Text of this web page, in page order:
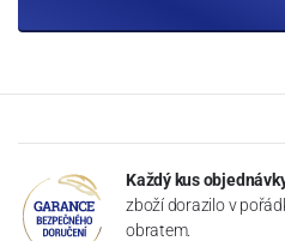
Každý kus
zboží dorazilo v
obratem.